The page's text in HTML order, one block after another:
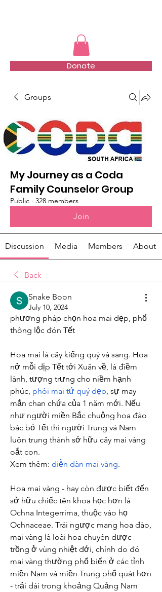
Donate
Groups
My Journey as a Coda
Family Counselor Group
Public · 328 members
Join
Discussion Media Members About
Back
Snake Boon
July 10, 2024
phương pháp chọn hoa mai đẹp, phổ
thông lộc đón Tết
Hoa mai là cây kiểng quý và sang. Hoa
nở mỗi dịp Tết tới Xuân về, là điềm
lành, tượng trưng cho niềm hạnh
phúc, phôi mai tứ quý đẹp, sự may
mắn chan chứa của 1 năm mới. Nếu
như người miền Bắc chuộng hoa đào
bác bỏ Tết thì người Trung và Nam
luôn trung thành sở hữu cây mai vàng
oắt con.
Xem thêm: diễn đàn mai vàng.
Hoa mai vàng - hay còn được biết đến
sở hữu chiếc tên khoa học hơn là
Ochna Integerrima, thuộc vào họ
Ochnaceae. Trái ngược mang hoa đào,
mai vàng là loài hoa chuyên được
trồng ở vùng nhiệt đới, chính do đó
mai vàng thường phổ biến ở các tỉnh
miền Nam và miền Trung phổ quát hơn
- trải dài trong khoảng Quảng Nam